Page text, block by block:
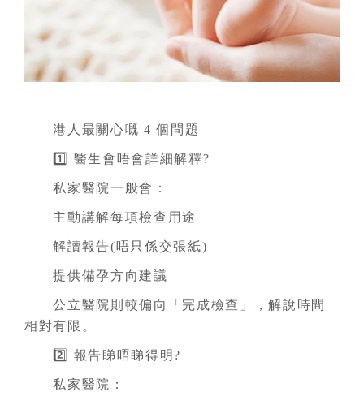
港人最關心嘅 4 個問題
1️⃣ 醫生會唔會詳細解釋?
私家醫院一般會：
主動講解每項檢查用途
解讀報告(唔只係交張紙)
提供備孕方向建議
公立醫院則較偏向「完成檢查」，解說時間
相對有限。
2️⃣ 報告睇唔睇得明?
私家醫院：